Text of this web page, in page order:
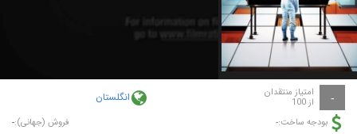
- امتیاز منتقدان
از 100 انگلستان
بودجه ساخت:- فروش (جهانی):-